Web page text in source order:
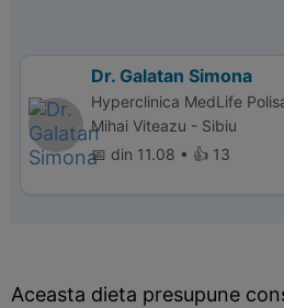
Dr. Galatan Simona
Hyperclinica MedLife
Mihai Viteazu - Sibiu
📅 din 11.08 • 👍 13
Aceasta dieta presupune